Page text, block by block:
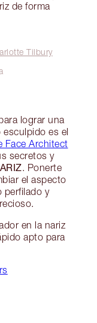
de forma
Tilbury
lograr una
esculpido es el
Face Architect
secretos y
. Ponerte
el aspecto
perfilado y
en la nariz
apto para